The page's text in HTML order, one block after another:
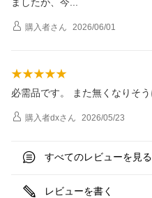
購入者さん 2026/06/01
必需品です。 また無くなりそう
購入者dxさん 2026/05/23
すべてのレビューを見
レビューを書く